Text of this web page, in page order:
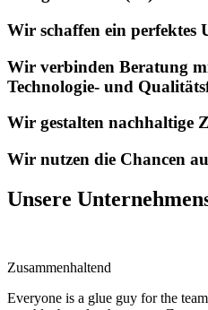
Wir schaffen ein
Wir verbinden Beratung
Technologie- und
Wir gestalten nachhaltige
Wir nutzen die Chancen
Unsere
Zusammenhaltend
Everyone is a glue guy for the